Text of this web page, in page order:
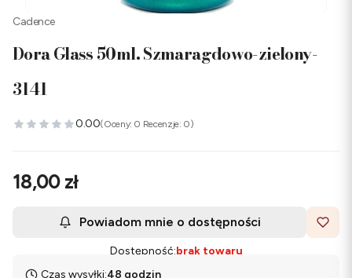
Cadence
Dora Glass 50ml. Szmaragdowo-zielony-
3141
0.00(Oceny: 0 Recenzje: 0)
Cena
18,00 zł
Powiadom mnie o dostępności
Dostępność:brak towaru
Czas wysyłki:48 godzin